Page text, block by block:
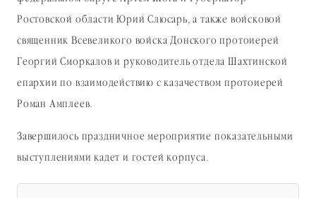
Ростовской области Юрий Слюсарь, а также войсковой
священник Всевеликого войска Донского протоиерей
Георгий Сморкалов и руководитель отдела Шахтинской
епархии по взаимодействию с казачеством протоиерей
Роман Амплеев.
Завершилось праздничное мероприятие показательными
выступлениями кадет и гостей корпуса.